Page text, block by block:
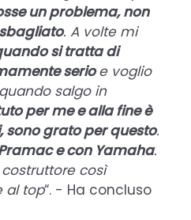
un problema, non
. A volte mi
si tratta di
serioe voglio
salgo in
per me e alla fine è
sono grato per questo.
e con Yamaha.
così
al top“. - Ha concluso